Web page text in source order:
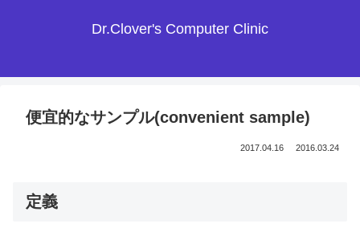
Dr.Clover's Computer Clinic
便宜的なサンプル(convenient sample)
2017.04.16 2016.03.24
定義